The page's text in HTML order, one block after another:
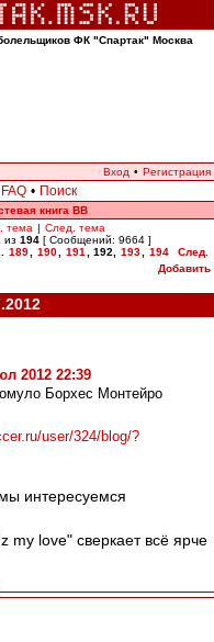
ФК "Спартак" Москва
Вход • Регистрация
FAQ • Поиск
книга ВВ
тема | След. тема
из 194 [ Сообщений: 9664 ]
189 190 191 192 193 194
След.
Добавить
2012 22:39
Борхес Монтейро
user/324/blog/?
интересуемся
my love" сверкает всё ярче